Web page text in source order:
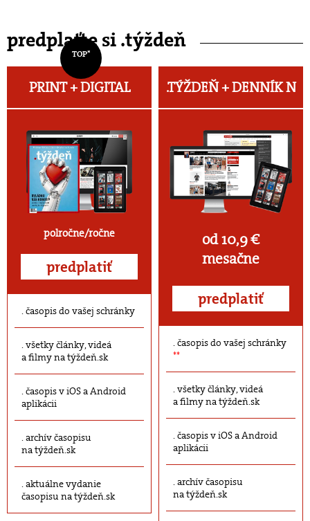
predplaťte si .týždeň
TOP*
PRINT + DIGITAL
polročne/ročne
predplatiť
časopis do vašej schránky
všetky články, videá
a filmy na týždeň.sk
časopis v iOS a Android
aplikácii
archív časopisu
na týždeň.sk
aktuálne vydanie
časopisu na týždeň.sk
.TÝŽDEŇ +DENNÍK N
od 10,9 €
mesačne
predplatiť
časopis do vašej schránky
**
všetky články, videá
a filmy na týždeň.sk
časopis v iOS a Android
aplikácii
archív časopisu
na týždeň.sk